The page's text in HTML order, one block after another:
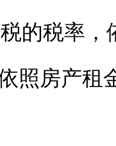
的税率
照房产租